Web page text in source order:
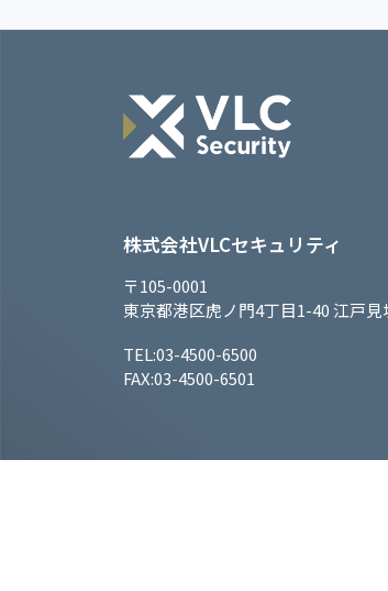
株式会社VLCセキュリティ
〒105-0001
東京都港区虎ノ門4丁目1-40 江戸見
TEL:03-4500-6500
FAX:03-4500-6501